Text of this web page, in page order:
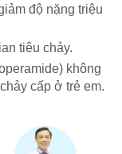
độ nặng triệu
tiêu chảy.
không
cấp ở trẻ em.